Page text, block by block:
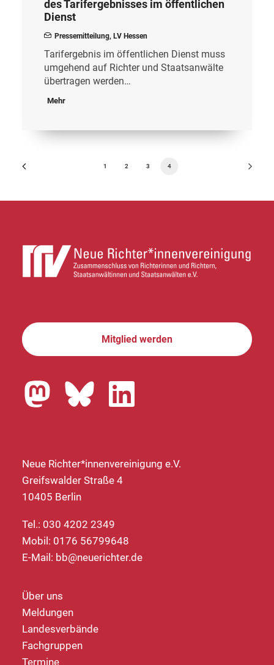
des Tarifergebnisses im öffentlichen
Dienst
Pressemitteilung, LV Hessen
Tarifergebnis im öffentlichen Dienst muss
umgehend auf Richter und Staatsanwälte
übertragen werden…
Mehr
1 2 3 4
Mitglied werden
Neue Richter*innenvereinigung e.V.
Greifswalder Straße 4
10405 Berlin
Tel.: 030 4202 2349
Mobil: 0176 56799648
E-Mail: bb@neuerichter.de
Über uns
Meldungen
Landesverbände
Fachgruppen
Termine